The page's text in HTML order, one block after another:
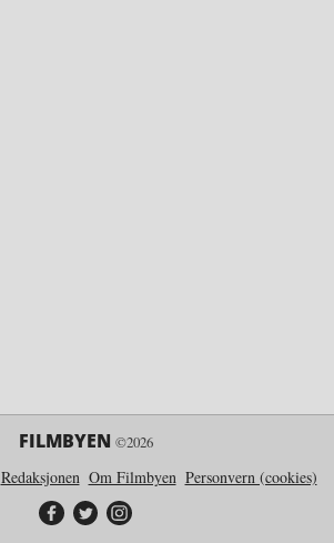
FILMBYEN ©2026
Redaksjonen Om Filmbyen Personvern (cookies)
Filmbyen på Facebook
Filmbyen på Twitter
Filmbyen på Instagram